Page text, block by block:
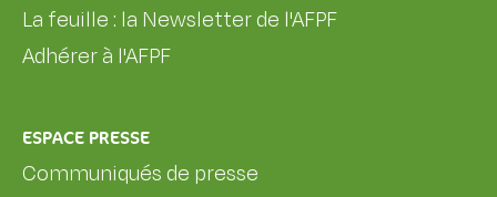
La feuille : la Newsletter de l'AFPF
Adhérer à l'AFPF
ESPACE PRESSE
Communiqués de presse